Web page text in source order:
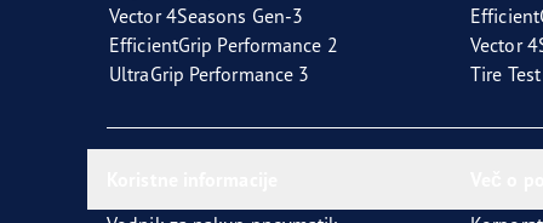
Vector 4Seasons Gen-3
EfficientGrip Performance 2
UltraGrip Performance 3
Vector
Tire